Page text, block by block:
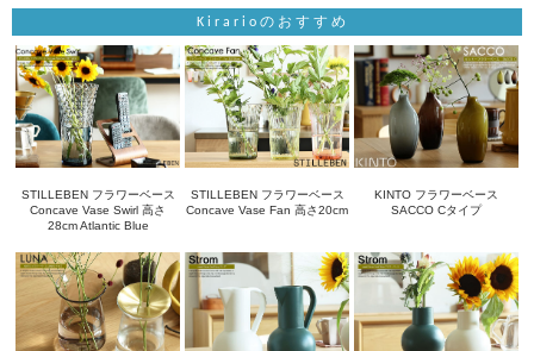
Kirarioのおすすめ
STILLEBEN フラワーベース
Concave Vase Swirl 高さ
28cm Atlantic Blue
STILLEBEN フラワーベース
Concave Vase Fan 高さ20cm
KINTO フラワーベース
SACCO Cタイプ